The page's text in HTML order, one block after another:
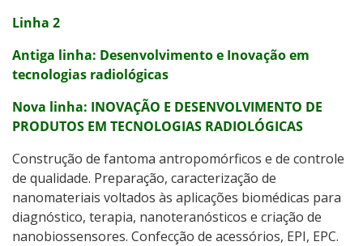
Linha 2
Antiga linha: Desenvolvimento e Inovação em
tecnologias radiológicas
Nova linha: INOVAÇÃO E DESENVOLVIMENTO DE
PRODUTOS EM TECNOLOGIAS RADIOLÓGICAS
Construção de fantoma antropomórficos e de controle
de qualidade. Preparação, caracterização de
nanomateriais voltados às aplicações biomédicas para
diagnóstico, terapia, nanoteranósticos e criação de
nanobiossensores. Confecção de acessórios, EPI, EPC.